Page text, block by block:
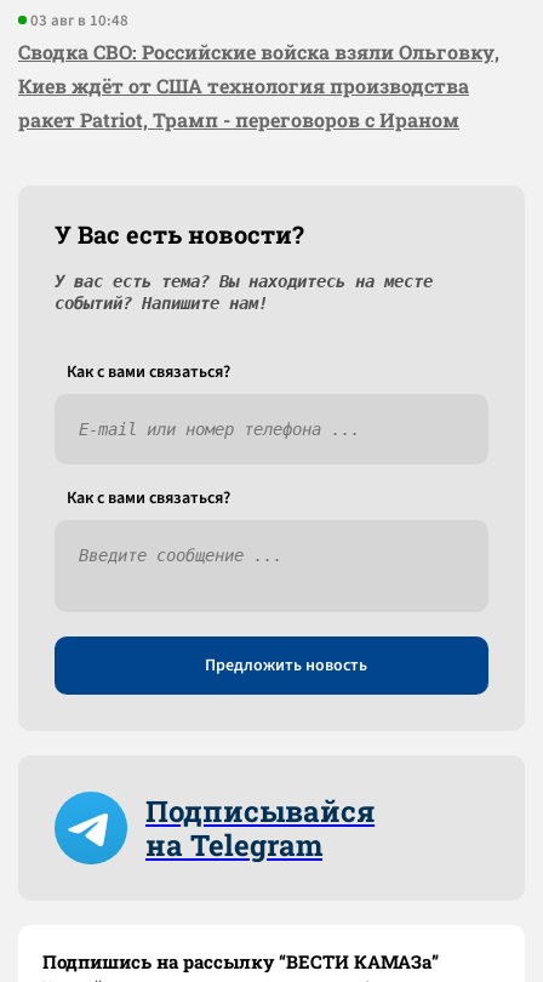
03 авг в 10:48
Сводка СВО: Российские войска взяли Ольговку,
Киев ждёт от США технология производства
ракет Patriot, Трамп - переговоров с Ираном
У Вас есть новости?
У вас есть тема? Вы находитесь на месте
событий? Напишите нам!
Как c вами связаться?
Как c вами связаться?
Предложить новость
Подписывайся
на Telegram
Подпишись на рассылку “ВЕСТИ КАМАЗа”